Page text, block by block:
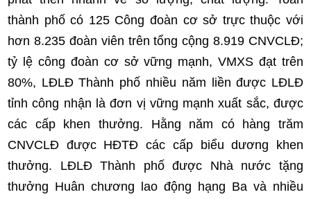
thành phố có 125 Công đoàn cơ sở trực thuộc với
hơn 8.235 đoàn viên trên tổng cộng 8.919 CNVCLĐ;
tỷ lệ công đoàn cơ sở vững mạnh, VMXS đạt trên
80%, LĐLĐ Thành phố nhiều năm liền được LĐLĐ
tỉnh công nhận là đơn vị vững mạnh xuất sắc, được
các cấp khen thưởng. Hằng năm có hàng trăm
CNVCLĐ được HĐTĐ các cấp biểu dương khen
thưởng. LĐLĐ Thành phố được Nhà nước tặng
thưởng Huân chương lao động hạng Ba và nhiều